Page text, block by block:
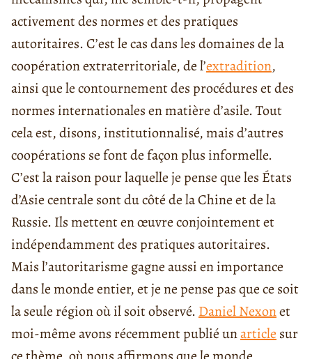
activement des normes et des pratiques
autoritaires. C’est le cas dans les domaines de la
coopération extraterritoriale, de l’extradition,
ainsi que le contournement des procédures et des
normes internationales en matière d’asile. Tout
cela est, disons, institutionnalisé, mais d’autres
coopérations se font de façon plus informelle.
C’est la raison pour laquelle je pense que les États
d’Asie centrale sont du côté de la Chine et de la
Russie. Ils mettent en œuvre conjointement et
indépendamment des pratiques autoritaires.
Mais l’autoritarisme gagne aussi en importance
dans le monde entier, et je ne pense pas que ce soit
la seule région où il soit observé. Daniel Nexonet
moi-même avons récemment publié unarticle sur